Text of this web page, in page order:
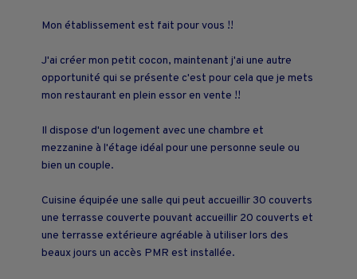
Mon établissement est fait pour vous !!
J'ai créer mon petit cocon, maintenant j'ai une autre
opportunité qui se présente c'est pour cela que je mets
mon restaurant en plein essor en vente !!
Il dispose d'un logement avec une chambre et
mezzanine à l'étage idéal pour une personne seule ou
bien un couple.
Cuisine équipée une salle qui peut accueillir 30 couverts
une terrasse couverte pouvant accueillir 20 couverts et
une terrasse extérieure agréable à utiliser lors des
beaux jours un accès PMR est installée.